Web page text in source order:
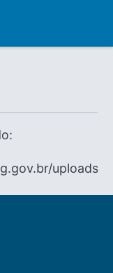
uploads/